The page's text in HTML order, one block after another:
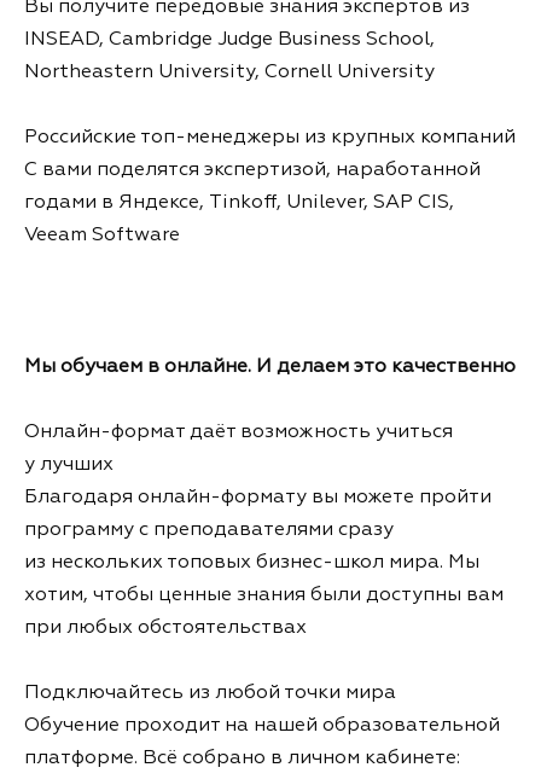
Вы получите передовые знания экспертов из
INSEAD, Cambridge Judge Business School,
Northeastern University, Cornell University
Российские топ-менеджеры из крупных компаний
С вами поделятся экспертизой, наработанной
годами в Яндексе, Tinkoff, Unilever, SAP CIS,
Veeam Software
Мы обучаем в онлайне. И делаем это качественно
Онлайн-формат даёт возможность учиться
у лучших
Благодаря онлайн-формату вы можете пройти
программу с преподавателями сразу
из нескольких топовых бизнес-школ мира. Мы
хотим, чтобы ценные знания были доступны вам
при любых обстоятельствах
Подключайтесь из любой точки мира
Обучение проходит на нашей образовательной
платформе. Всё собрано в личном кабинете: